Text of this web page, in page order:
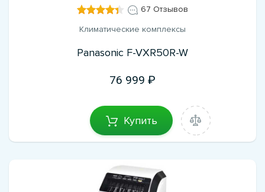
67 Отзывов
Климатические комплексы
Panasonic F-VXR50R-W
76 999
Купить